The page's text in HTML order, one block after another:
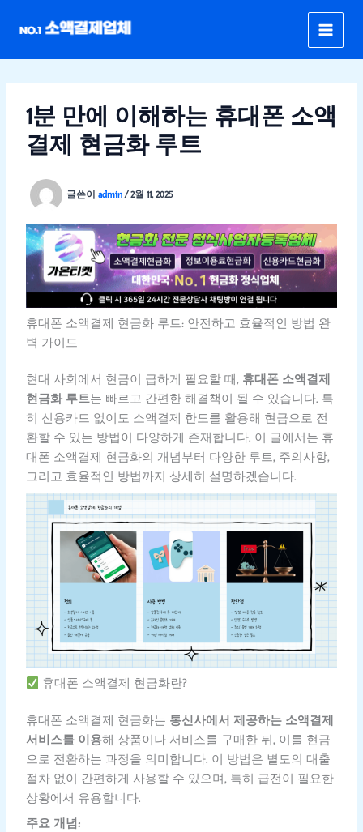
건
1분 만에 이해하는 휴대폰 소액
결제 현금화 루트
글쓴이 admin/2월 11, 2025
휴대폰 소액결제 현금화 루트: 안전하고 효율적인 방법 완
벽 가이드
현대 사회에서 현금이 급하게 필요할 때, 휴대폰 소액결제
현금화 루트는 빠르고 간편한 해결책이 될 수 있습니다. 특
히 신용카드 없이도 소액결제 한도를 활용해 현금으로 전
환할 수 있는 방법이 다양하게 존재합니다. 이 글에서는 휴
대폰 소액결제 현금화의 개념부터 다양한 루트, 주의사항,
그리고 효율적인 방법까지 상세히 설명하겠습니다.
휴대폰 소액결제 현금화란?
휴대폰 소액결제 현금화는 통신사에서 제공하는 소액결제
서비스를 이용해 상품이나 서비스를 구매한 뒤, 이를 현금
으로 전환하는 과정을 의미합니다. 이 방법은 별도의 대출
절차 없이 간편하게 사용할 수 있으며, 특히 급전이 필요한
상황에서 유용합니다.
주요 개념: